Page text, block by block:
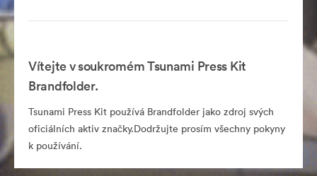
Vítejte v soukromém Tsunami Press Kit
Brandfolder.
Tsunami Press Kit používá Brandfolder jako zdroj svých
oficiálních aktiv značky.Dodržujte prosím všechny pokyny
k používání.